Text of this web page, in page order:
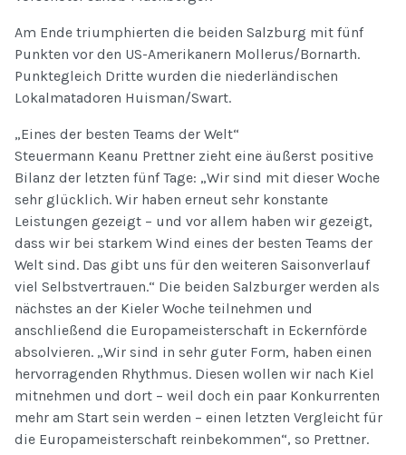
Am Ende triumphierten die beiden Salzburg mit fünf
Punkten vor den US-Amerikanern Mollerus/Bornarth.
Punktegleich Dritte wurden die niederländischen
Lokalmatadoren Huisman/Swart.
„Eines der besten Teams der Welt“
Steuermann Keanu Prettner zieht eine äußerst positive
Bilanz der letzten fünf Tage: „Wir sind mit dieser Woche
sehr glücklich. Wir haben erneut sehr konstante
Leistungen gezeigt – und vor allem haben wir gezeigt,
dass wir bei starkem Wind eines der besten Teams der
Welt sind. Das gibt uns für den weiteren Saisonverlauf
viel Selbstvertrauen.“ Die beiden Salzburger werden als
nächstes an der Kieler Woche teilnehmen und
anschließend die Europameisterschaft in Eckernförde
absolvieren. „Wir sind in sehr guter Form, haben einen
hervorragenden Rhythmus. Diesen wollen wir nach Kiel
mitnehmen und dort – weil doch ein paar Konkurrenten
mehr am Start sein werden – einen letzten Vergleicht für
die Europameisterschaft reinbekommen“, so Prettner.